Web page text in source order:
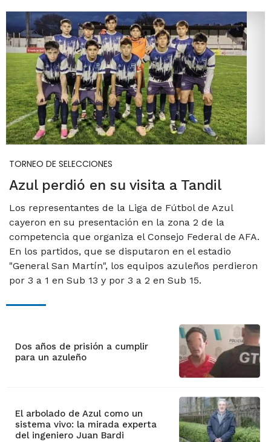
TORNEO DE SELECCIONES
Azul perdió en su visita a Tandil
Los representantes de la Liga de Fútbol de Azul
cayeron en su presentación en la zona 2 de la
competencia que organiza el Consejo Federal de AFA.
En los partidos, que se disputaron en el estadio
"General San Martín", los equipos azuleños perdieron
por 3 a 1 en Sub 13 y por 3 a 2 en Sub 15.
Dos años de prisión a cumplir
para un azuleño
El arbolado de Azul como un
sistema vivo: la mirada experta
del ingeniero Juan Bardi